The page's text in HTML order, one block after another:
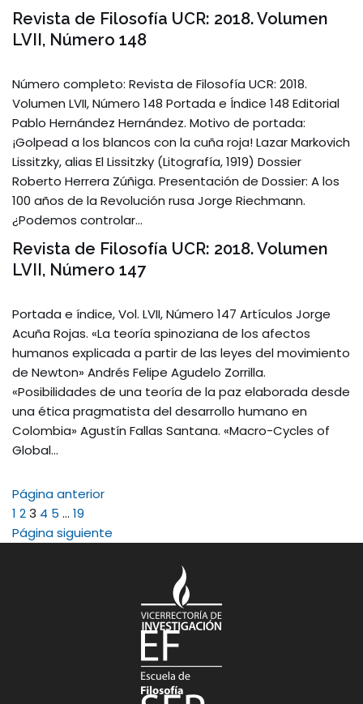
Revista de Filosofía UCR: 2018. Volumen
LVII, Número 148
Número completo: Revista de Filosofía UCR: 2018.
Volumen LVII, Número 148 Portada e Índice 148 Editorial
Pablo Hernández Hernández. Motivo de portada:
¡Golpead a los blancos con la cuña roja! Lazar Markovich
Lissitzky, alias El Lissitzky (Litografía, 1919) Dossier
Roberto Herrera Zúñiga. Presentación de Dossier: A los
100 años de la Revolución rusa Jorge Riechmann.
¿Podemos controlar…
Revista de Filosofía UCR: 2018. Volumen
LVII, Número 147
Portada e índice, Vol. LVII, Número 147 Artículos Jorge
Acuña Rojas. «La teoría spinoziana de los afectos
humanos explicada a partir de las leyes del movimiento
de Newton» Andrés Felipe Agudelo Zorrilla.
«Posibilidades de una teoría de la paz elaborada desde
una ética pragmatista del desarrollo humano en
Colombia» Agustín Fallas Santana. «Macro-Cycles of
Global…
Página anterior
1 23 4 5 … 19
Página siguiente